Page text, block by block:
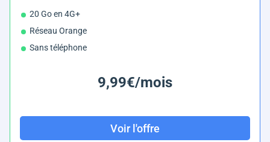
20 Go en 4G+
Réseau Orange
Sans téléphone
9,99€/mois
Voir l'offre